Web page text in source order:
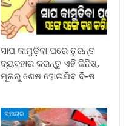
ସାପ କାମୁଡ଼ିବା ପରେ ତୁରନ୍ତ
ବ୍ୟବହାର କରନ୍ତୁ ଏହି ଜିନିଷ,
ମୂଳରୁ ଶେଷ ହୋଇଯିବ ବି-ଷ
ସମାଚାର